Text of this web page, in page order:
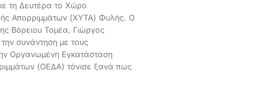
τη Δευτέρα το Χώρο
Απορριμμάτων (ΧΥΤΑ) Φυλής. Ο
Βόρειου Τομέα, Γιώργος
συνάντηση με τους
Οργανωμένη Εγκατάσταση
(ΟΕΔΑ) τόνισε ξανά πως